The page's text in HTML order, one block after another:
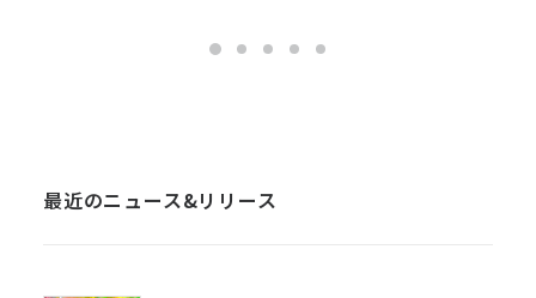
最近のニュース&リリース